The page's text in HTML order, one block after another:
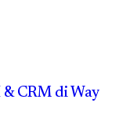
& CRM di Way